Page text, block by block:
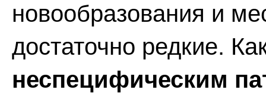
новообразования и
достаточно редкие.
неспецифическим